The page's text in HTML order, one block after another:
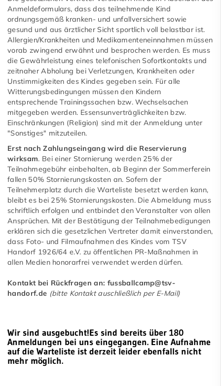
Anmeldeformulars, dass das teilnehmende Kind
ordnungsgemäß kranken- und unfallversichert sowie
gesund und aus ärztlicher Sicht sportlich voll belastbar ist.
Allergien/Krankheiten und Medikamenteneinnahmen müssen
vorab zwingend erwähnt und besprochen werden. Es muss
die Gewährleistung eines telefonischen Sofortkontakts und
zeitnaher Abholung bei Verletzungen, Krankheiten oder
Unstimmigkeiten des Kindes gegeben sein. Für alle
Witterungsbedingungen müssen den Kindern
entsprechende Trainingssachen bzw. Wechselsachen
mitgegeben werden. Essensunverträglichkeiten bzw.
Einschränkungen (Religion) sind mit der Anmeldung unter
"Sonstiges" mitzuteilen.
Erst nach Zahlungseingang wird die Reservierung
wirksam. Bei einer Stornierung werden 25% der
Teilnahmegebühr einbehalten, ab Beginn der Sommerferein
fallen 50% Stornierungskosten an. Sofern der
Teilnehmerplatz durch die Warteliste besetzt werden kann,
bleibt es bei 25% Stornierungskosten. Die Abmeldung muss
schriftlich erfolgen und entbindet den Veranstalter von allen
Ansprüchen. Mit der Bestätigung der Teilnahmebedigungen
erklären sich die gesetzlichen Vertreter damit einverstanden,
dass Foto- und Filmaufnahmen des Kindes vom TSV
Handorf 1926/64 e.V. zu öffentlichen PR-Maßnahmen in
allen Medien honorarfrei verwendet werden dürfen.
Kontakt bei Rückfragen an: fussballcamp@tsv-
handorf.de (bitte Kontakt auschließlich per E-Mail)
Wir sind ausgebucht!Es sind bereits über 180
Anmeldungen bei uns eingegangen. Eine Aufnahme
auf die Warteliste ist derzeit leider ebenfalls nicht
mehr möglich.